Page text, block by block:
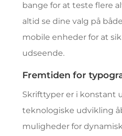
bange for at teste flere
altid se dine valg på
mobile enheder for at
udseende.
Fremtiden for
Skrifttyper er i konstant
teknologiske udvikling
muligheder for